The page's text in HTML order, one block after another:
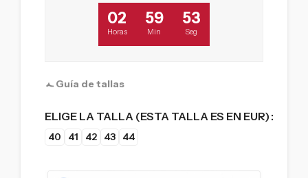
02
Horas
59
Min
53
Seg
Guía de tallas
ELIGE LA TALLA (ESTA TALLA ES EN EUR)
40 41 42 43 44